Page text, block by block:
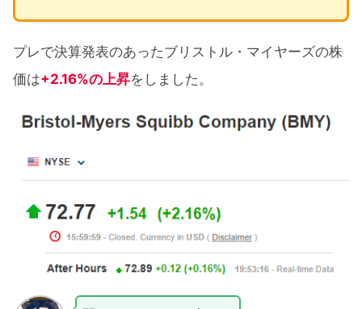
プレで決算発表のあったブリストル・マイヤーズの株
価は+2.16%の上昇をしました。